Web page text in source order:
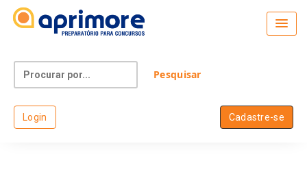
Login Cadastre-se